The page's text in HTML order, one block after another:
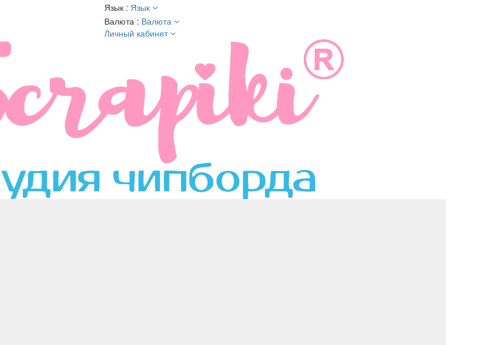
Язык : Язык
Валюта : Валюта
Личный кабинет